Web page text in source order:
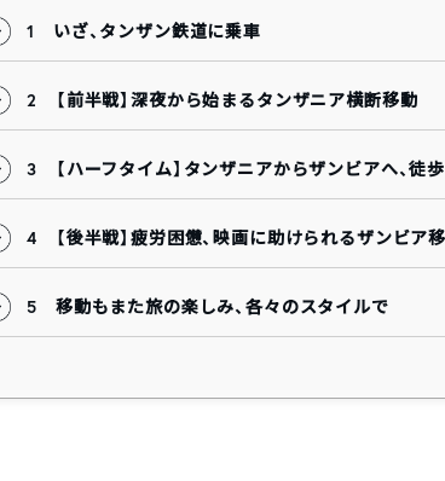
1 いざ、タンザン鉄道に乗車
2 【前半戦】深夜から始まるタンザニア横断移動
3 【ハーフタイム】タンザニアからザンビアへ、徒
4 【後半戦】疲労困憊、映画に助けられるザンビア
5 移動もまた旅の楽しみ、各々のスタイルで